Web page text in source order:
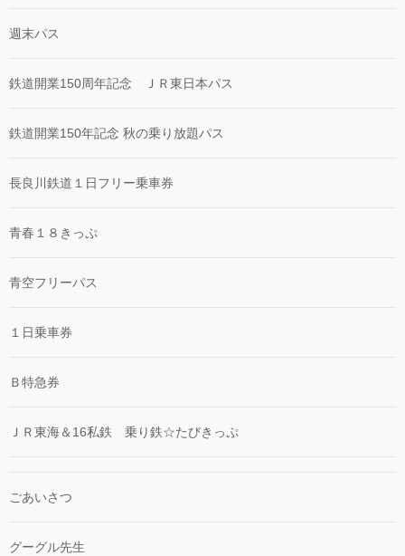
週末パス
鉄道開業150周年記念 ＪＲ東日本パス
鉄道開業150年記念 秋の乗り放題パス
長良川鉄道１日フリー乗車券
青春１８きっぷ
青空フリーパス
１日乗車券
Ｂ特急券
ＪＲ東海＆16私鉄 乗り鉄☆たびきっぷ
ごあいさつ
グーグル先生